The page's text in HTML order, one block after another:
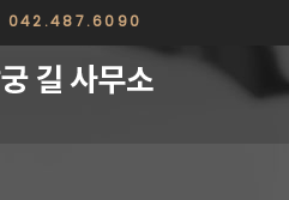
042.487.6090